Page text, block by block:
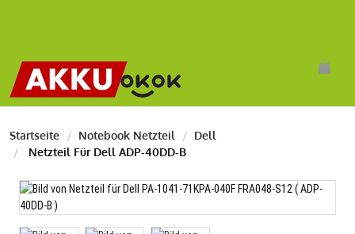
Startseite Notebook Netzteil
Dell
Netzteil Für Dell ADP-40DD-B